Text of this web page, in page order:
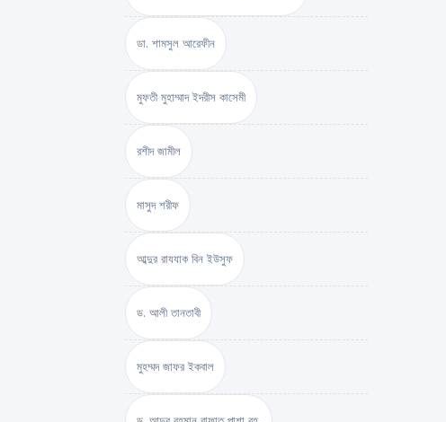
ডা. শামসুল আরেফীন
মুফতী মুহাম্মাদ ইদরীস কাসেমী
রশীদ জামীল
মাসুদ শরীফ
আব্দুর রাযযাক বিন ইউসুফ
ড. আলী তানতাবী
মুহম্মদ জাফর ইকবাল